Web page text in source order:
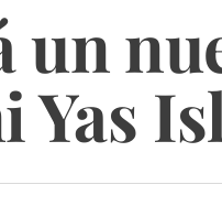
Yas